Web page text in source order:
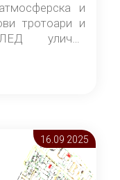
и
тротоари и
улично
16.09 2025